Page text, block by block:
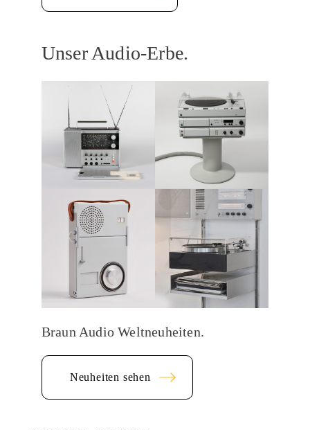
Unser Audio-Erbe.
Braun Audio Weltneuheiten.
Neuheiten sehen